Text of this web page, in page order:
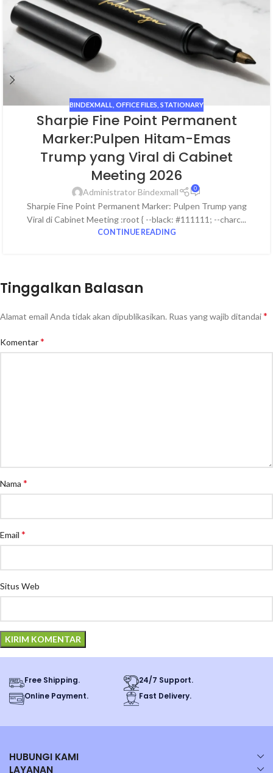
BINDEXMALL OFFICE FILES STATIONARY
Sharpie Fine Point Permanent
Marker:Pulpen Hitam-Emas
Trump yang Viral di Cabinet
Meeting 2026
Administrator Bindexmall 0
Sharpie Fine Point Permanent Marker: Pulpen Trump yang
Viral di Cabinet Meeting :root { --black: #111111; --charc...
CONTINUE READING
Tinggalkan Balasan
Alamat email Anda tidak akan dipublikasikan. Ruas yang wajib ditandai*
Komentar*
Nama *
Email *
Situs Web
Free Shipping.
24/7 Support.
Online Payment.
Fast Delivery.
HUBUNGI KAMI
LAYANAN